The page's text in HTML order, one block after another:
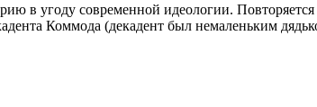
в угоду современной идеологии. Повторяется
Коммода (декадент был немаленьким